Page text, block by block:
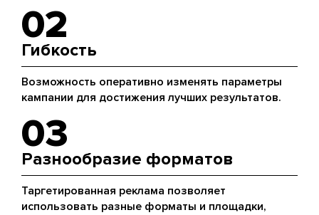
02
Гибкость
Возможность оперативно изменять параметры
кампании для достижения лучших результатов.
03
Разнообразие форматов
Таргетированная реклама позволяет
использовать разные форматы и площадки,